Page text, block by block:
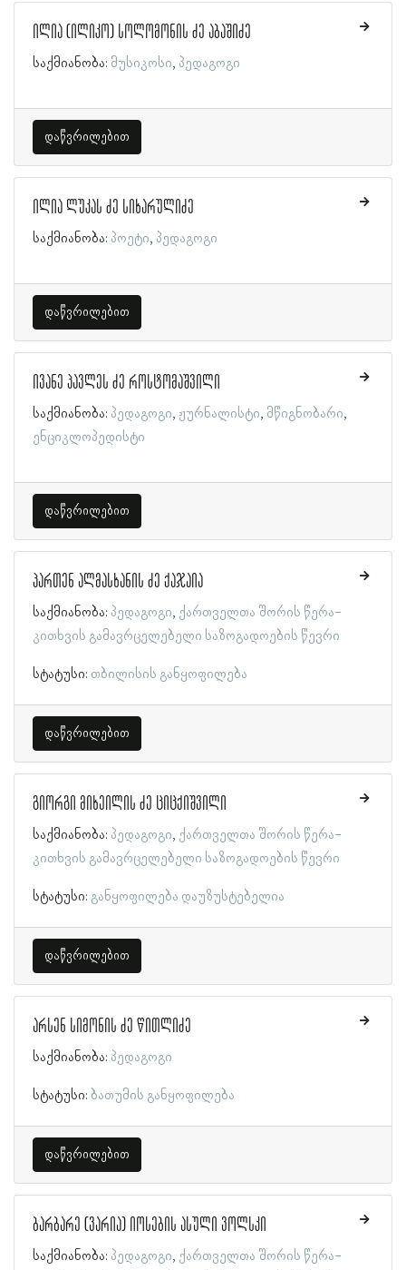
ილია (ილიკო) სოლომონის ძე აბაშიძე
საქმიანობა: მუსიკოსი პედაგოგი
დაწვრილებით
ილია ლუკას ძე სიხარულიძე
საქმიანობა: პოეტი პედაგოგი
დაწვრილებით
ივანე პავლეს ძე როსტომაშვილი
საქმიანობა: პედაგოგი ჟურნალისტი მწიგნობარი
ენციკლოპედისტი
დაწვრილებით
პართენ ალმასხანის ძე ქაჯაია
საქმიანობა: პედაგოგი ქართველთა შორის წერა-
კითხვის გამავრცელებელი საზოგადოების წევრი
სტატუსი: თბილისის განყოფილება
დაწვრილებით
გიორგი მიხეილის ძე ციცქიშვილი
საქმიანობა: პედაგოგი ქართველთა შორის წერა-
კითხვის გამავრცელებელი საზოგადოების წევრი
სტატუსი: განყოფილება დაუზუსტებელია
დაწვრილებით
არსენ სიმონის ძე წითლიძე
საქმიანობა: პედაგოგი
სტატუსი: ბათუმის განყოფილება
დაწვრილებით
ბარბარე (ვარია) იოსების ასული ვოლსკი
საქმიანობა: პედაგოგი ქართველთა შორის წერა-